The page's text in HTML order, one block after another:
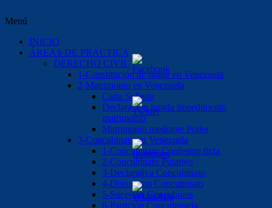
Menú
INICIO
ÁREAS DE PRÁCTICA
DERECHO CIVIL
1-Constitución de hogar en Venezuela
2-Matrimonio en Venezuela
Carta Solteria
Declaración jurada impedimento
matrimonio
Matrimonio mediante Poder
3-Concubinato en Venezuela
1-Concubinato Confesion ficta
2-Concubinato Putativo
3-Declarativa Concubinato
4-Disolucion Concubinato
5-Sucesión Concubinos
6-Partición Concubinaria